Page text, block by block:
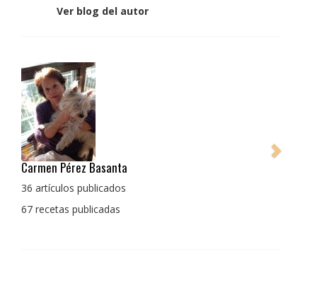
Ver blog del autor
Pedro Manuel Collado Cruz
La cocina para mi es producto bien tratado sin
con un toque diferente